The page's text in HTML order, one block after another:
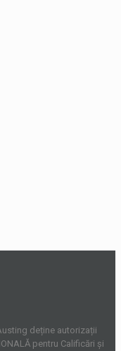
deține autorizații
pentru Calificări și